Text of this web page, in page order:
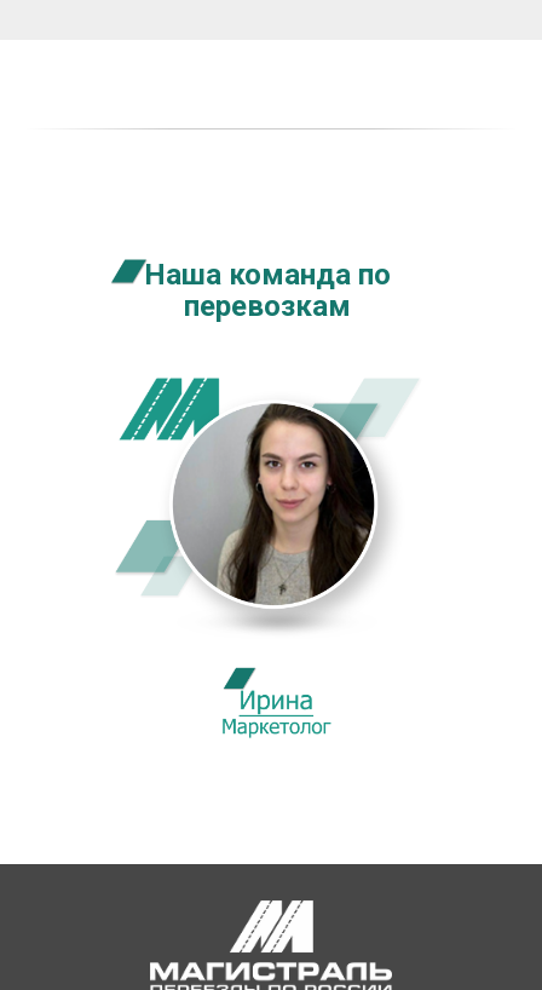
Наша команда по
перевозкам